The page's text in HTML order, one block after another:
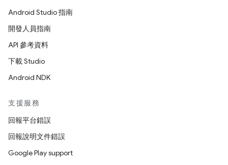
Android Studio 指南
開發人員指南
API 參考資料
下載 Studio
Android NDK
支援服務
回報平台錯誤
回報說明文件錯誤
Google Play support